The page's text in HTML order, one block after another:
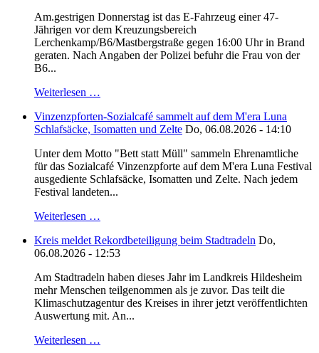
Am.gestrigen Donnerstag ist das E-Fahrzeug einer 47-
Jährigen vor dem Kreuzungsbereich
Lerchenkamp/B6/Mastbergstraße gegen 16:00 Uhr in Brand
geraten. Nach Angaben der Polizei befuhr die Frau von der
B6...
Weiterlesen …
Vinzenzpforten-Sozialcafé sammelt auf dem M'era Luna
Schlafsäcke, Isomatten und Zelte Do, 06.08.2026 - 14:10
Unter dem Motto "Bett statt Müll" sammeln Ehrenamtliche
für das Sozialcafé Vinzenzpforte auf dem M'era Luna Festival
ausgediente Schlafsäcke, Isomatten und Zelte. Nach jedem
Festival landeten...
Weiterlesen …
Kreis meldet Rekordbeteiligung beim Stadtradeln Do,
06.08.2026 - 12:53
Am Stadtradeln haben dieses Jahr im Landkreis Hildesheim
mehr Menschen teilgenommen als je zuvor. Das teilt die
Klimaschutzagentur des Kreises in ihrer jetzt veröffentlichten
Auswertung mit. An...
Weiterlesen …